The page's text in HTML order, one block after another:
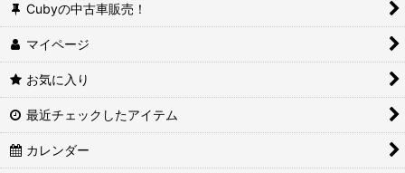
Cubyの中古車販売！
マイページ
お気に入り
最近チェックしたアイテム
カレンダー